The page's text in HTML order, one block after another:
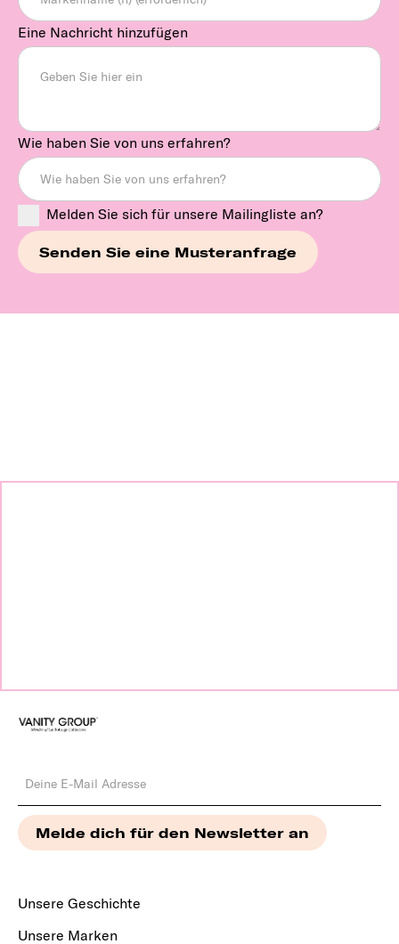
Eine Nachricht hinzufügen
Wie haben Sie von uns erfahren?
Melden Sie sich für unsere Mailingliste an?
Unsere Geschichte
Unsere Marken